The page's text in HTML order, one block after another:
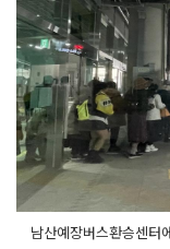
남산예장버스환승센터